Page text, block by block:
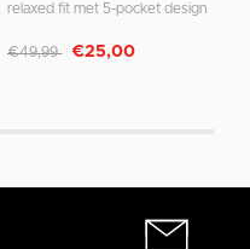
relaxed fit met 5-pocket design
Afgeprijsd van
€49,99 naar
€25,00